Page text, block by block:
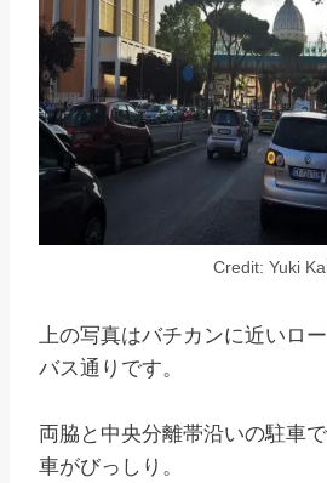
Credit: Yuki
上の写真はバチカンに近いロ
バス通りです。
両脇と中央分離帯沿いの駐車
車がびっしり。